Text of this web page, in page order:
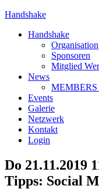
Handshake
Handshake
Organisation
Sponsoren
Mitglied
News
Events
Galerie
Netzwerk
Kontakt
Login
Do
Tipps: Social